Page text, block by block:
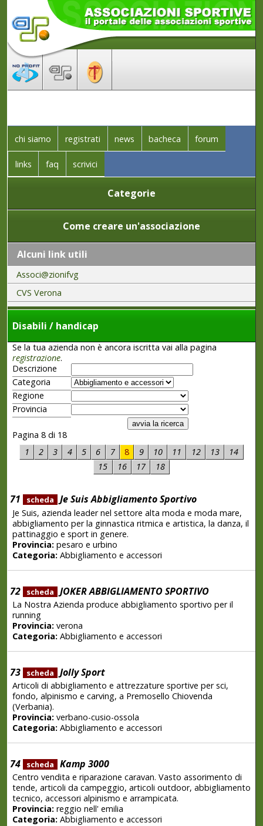
chi siamo registrati news bacheca forum
links faq scrivici
Categorie
Come creare un'associazione
Alcuni link utili
Associ@zionifvg
CVS Verona
Disabili / handicap
Se la tua azienda non è ancora iscritta vai alla pagina
registrazione.
Descrizione
Categoria
Regione
Provincia
Pagina 8 di 18
1
2 3 4 5 6 7 8 9 10 11 12 13
14
15
16 17 18
71 scheda Je Suis Abbigliamento Sportivo
Je Suis, azienda leader nel settore alta moda e moda mare,
abbigliamento per la ginnastica ritmica e artistica, la danza, il
pattinaggio e sport in genere.
Provincia:pesaro e urbino
Categoria:Abbigliamento e accessori
72 scheda JOKER ABBIGLIAMENTO SPORTIVO
La Nostra Azienda produce abbigliamento sportivo per il
running
Provincia:verona
Categoria:Abbigliamento e accessori
73 scheda Jolly Sport
Articoli di abbigliamento e attrezzature sportive per sci,
fondo, alpinismo e carving, a Premosello Chiovenda
(Verbania).
Provincia:verbano-cusio-ossola
Categoria:Abbigliamento e accessori
74 scheda Kamp 3000
Centro vendita e riparazione caravan. Vasto assorimento di
tende, articoli da campeggio, articoli outdoor, abbigliamento
tecnico, accessori alpinismo e arrampicata.
Provincia:reggio nell' emilia
Categoria:Abbigliamento e accessori